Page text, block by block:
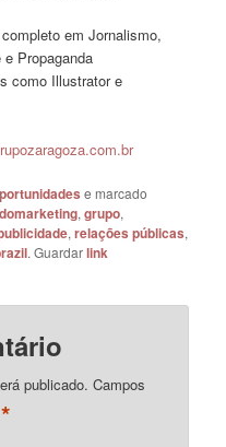
em Jornalismo,
Propaganda
como Illustrator e
.br
e marcado
,grupo,
,relações públicas,
. Guardarlink
publicado. Campos
*